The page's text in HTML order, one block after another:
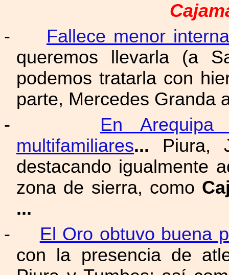
-
Fallece menor
queremos llevarla (a
podemos tratarla con
parte, Mercedes Granda
-
En
multifamiliares... Piura,
destacando igualmente
zona de sierra, como
...
-
El Oro obtuvo buena
con la presencia de